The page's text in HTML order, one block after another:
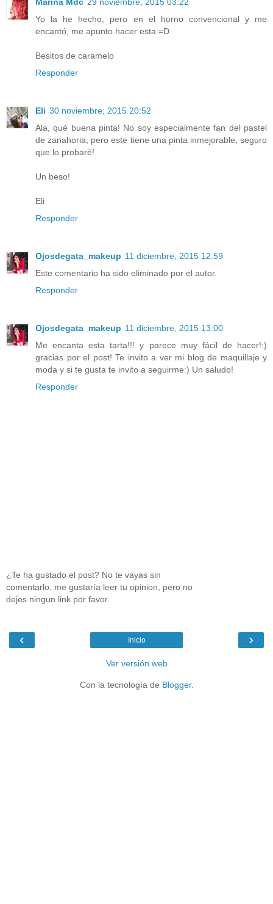
Marina Mdc 29 noviembre, 2015 03:22
Yo la he hecho, pero en el horno convencional y me
encantó, me apunto hacer esta =D
Besitos de caramelo
Responder
Eli 30 noviembre, 2015 20:52
Ala, qué buena pinta! No soy especialmente fan del pastel
de zanahoria, pero este tiene una pinta inmejorable, seguro
que lo probaré!
Un beso!
Eli
Responder
Ojosdegata_makeup 11 diciembre, 2015 12:59
Este comentario ha sido eliminado por el autor.
Responder
Ojosdegata_makeup 11 diciembre, 2015 13:00
Me encanta esta tarta!!! y parece muy fácil de hacer!:)
gracias por el post! Te invito a ver mi blog de maquillaje y
moda y si te gusta te invito a seguirme:) Un saludo!
Responder
¿Te ha gustado el post? No te vayas sin
comentarlo, me gustaría leer tu opinion, pero no
dejes ningun link por favor.
‹ ›
Inicio
Ver versión web
Con la tecnología de Blogger.